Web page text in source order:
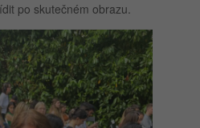
po skutečném obrazu.